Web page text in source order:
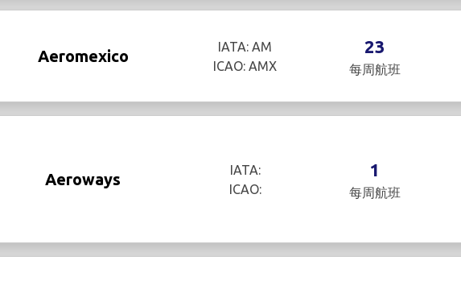
Aeromexico
IATA: AM
ICAO: AMX
23
每周航班
Aeroways
IATA:
ICAO:
1
每周航班